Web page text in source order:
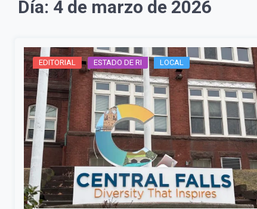
Día: 4 de marzo de 2026
EDITORIAL ESTADO DE RI LOCAL